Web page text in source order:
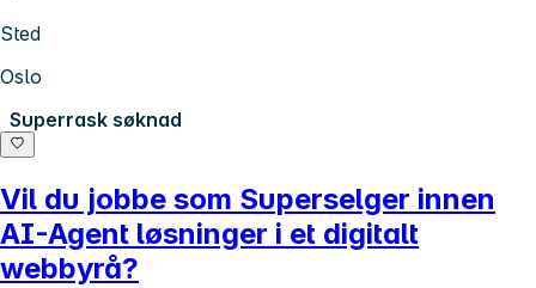
Sted
Oslo
Superrask søknad
Vil du jobbe som Superselger innen
AI-Agent løsninger i et digitalt
webbyrå?